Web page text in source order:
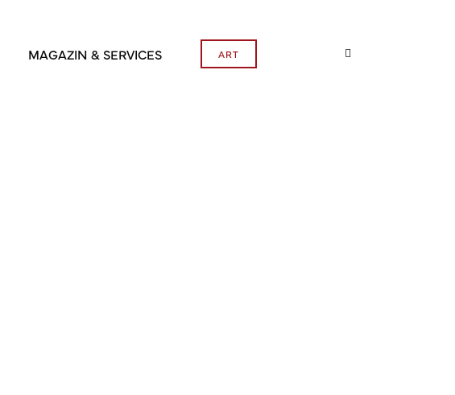
MAGAZIN & SERVICES ART